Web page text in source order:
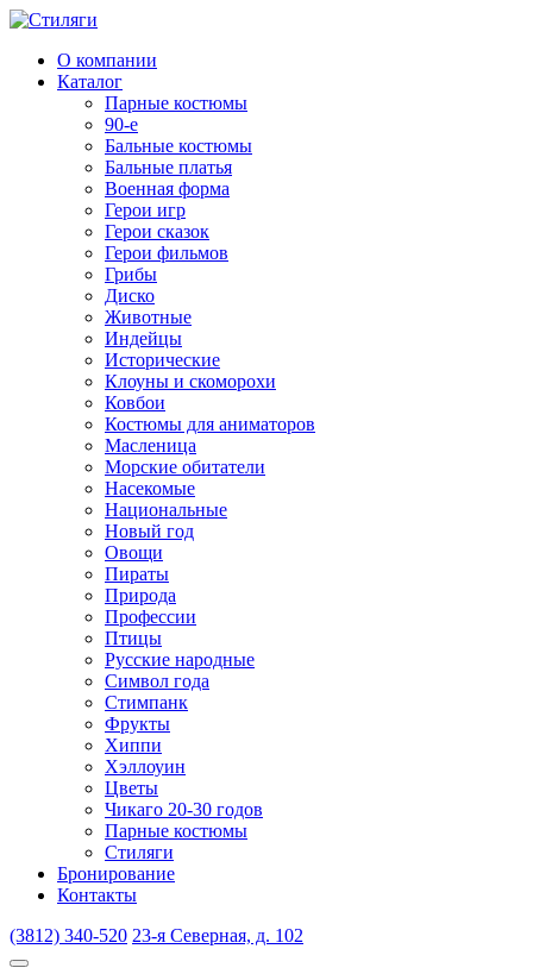
О компании
Каталог
Парные костюмы
90-е
Бальные костюмы
Бальные платья
Военная форма
Герои игр
Герои сказок
Герои фильмов
Грибы
Диско
Животные
Индейцы
Исторические
Клоуны и скоморохи
Ковбои
Костюмы для аниматоров
Масленица
Морские обитатели
Насекомые
Национальные
Новый год
Овощи
Пираты
Природа
Профессии
Птицы
Русские народные
Символ года
Стимпанк
Фрукты
Хиппи
Хэллоуин
Цветы
Чикаго 20-30 годов
Парные костюмы
Стиляги
Бронирование
Контакты
(3812) 340-520 23-я Северная, д. 102